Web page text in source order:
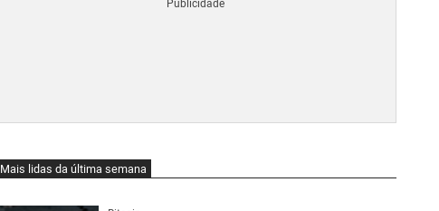
Mais lidas da última semana